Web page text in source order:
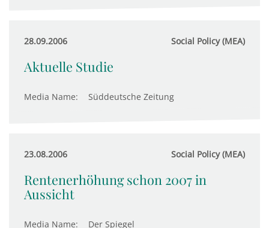
28.09.2006 Social Policy (MEA)
Aktuelle Studie
Media Name: Süddeutsche Zeitung
23.08.2006 Social Policy (MEA)
Rentenerhöhung schon 2007 in
Aussicht
Media Name: Der Spiegel